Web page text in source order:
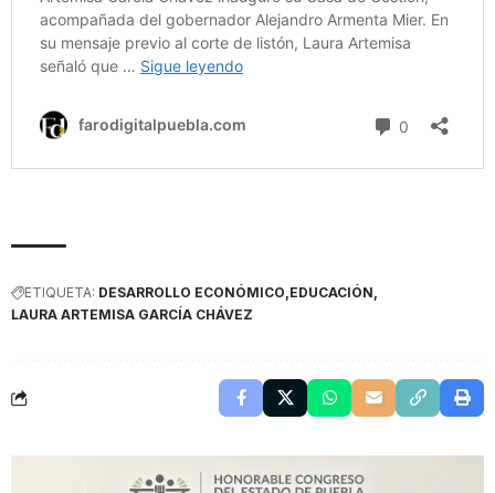
ETIQUETA: DESARROLLO ECONÓMICO EDUCACIÓN
LAURA ARTEMISA GARCÍA CHÁVEZ